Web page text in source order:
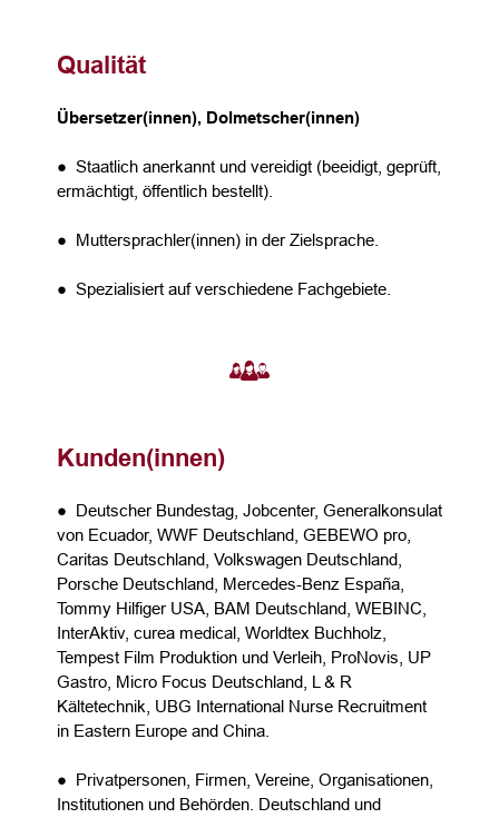
Qualität
Übersetzer(innen), Dolmetscher(innen)
● Staatlich anerkannt und vereidigt (beeidigt, geprüft,
ermächtigt, öffentlich bestellt).
● Muttersprachler(innen) in der Zielsprache.
● Spezialisiert auf verschiedene Fachgebiete.
Kunden(innen)
● Deutscher Bundestag, Jobcenter, Generalkonsulat
von Ecuador, WWF Deutschland, GEBEWO pro,
Caritas Deutschland, Volkswagen Deutschland,
Porsche Deutschland, Mercedes-Benz España,
Tommy Hilfiger USA, BAM Deutschland, WEBINC,
InterAktiv, curea medical, Worldtex Buchholz,
Tempest Film Produktion und Verleih, ProNovis, UP
Gastro, Micro Focus Deutschland, L & R
Kältetechnik, UBG International Nurse Recruitment
in Eastern Europe and China.
● Privatpersonen, Firmen, Vereine, Organisationen,
Institutionen und Behörden. Deutschland und